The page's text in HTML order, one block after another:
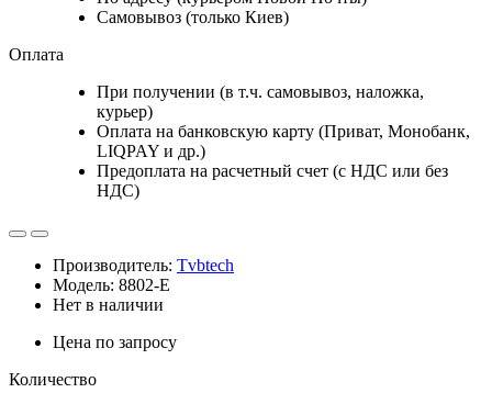
Самовывоз (только Киев)
Оплата
При получении (в т.ч. самовывоз, наложка,
курьер)
Оплата на банковскую карту (Приват, Монобанк,
LIQPAY и др.)
Предоплата на расчетный счет (с НДС или без
НДС)
Производитель: Tvbtech
Модель: 8802-E
Нет в наличии
Цена по запросу
Количество